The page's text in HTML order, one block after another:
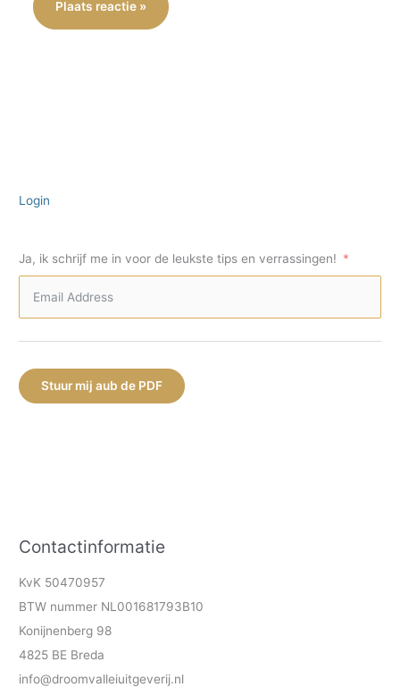
Login
Ja, ik schrijf me in voor de leukste tips en verrassingen!
Stuur mij aub de PDF
Contactinformatie
KvK 50470957
BTW nummer NL001681793B10
Konijnenberg 98
4825 BE Breda
info@droomvalleiuitgeverij.nl